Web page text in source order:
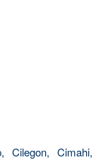
Cilegon, Cimahi,